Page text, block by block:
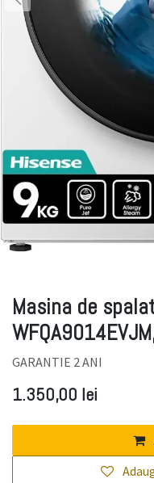
Masina de
GARANTIE 2 ANI
1.350,00 lei